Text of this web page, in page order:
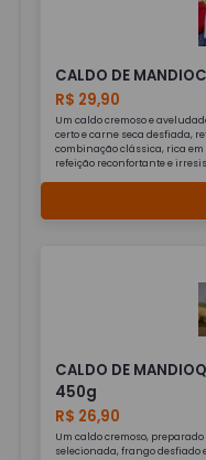
CALDO DE
R$ 29,90
Um caldo cremoso e
certo e carne seca desfiada,
combinação clássica, rica
refeição reconfortante e
CALDO DE
450g
R$ 26,90
Um caldo cremoso,
selecionada, frango desfiado